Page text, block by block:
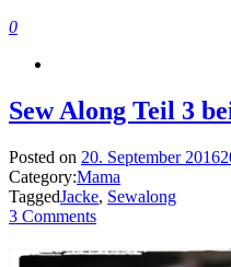
0
Sew Along Teil 3
Posted on 20. September 2016
Category:Mama
TaggedJacke, Sewalong
3 Comments